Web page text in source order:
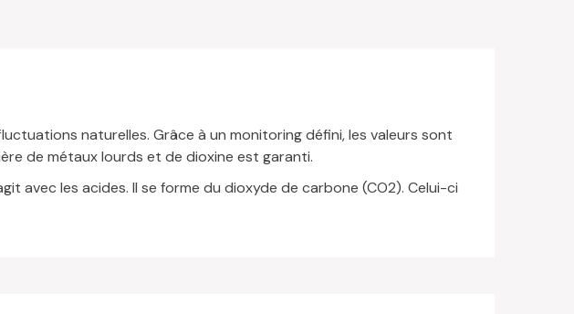
naturelles. Grâce à un monitoring défini, les valeurs sont
de métaux lourds et de dioxine est garanti.
avec les acides. Il se forme du dioxyde de carbone (CO2). Celui-ci